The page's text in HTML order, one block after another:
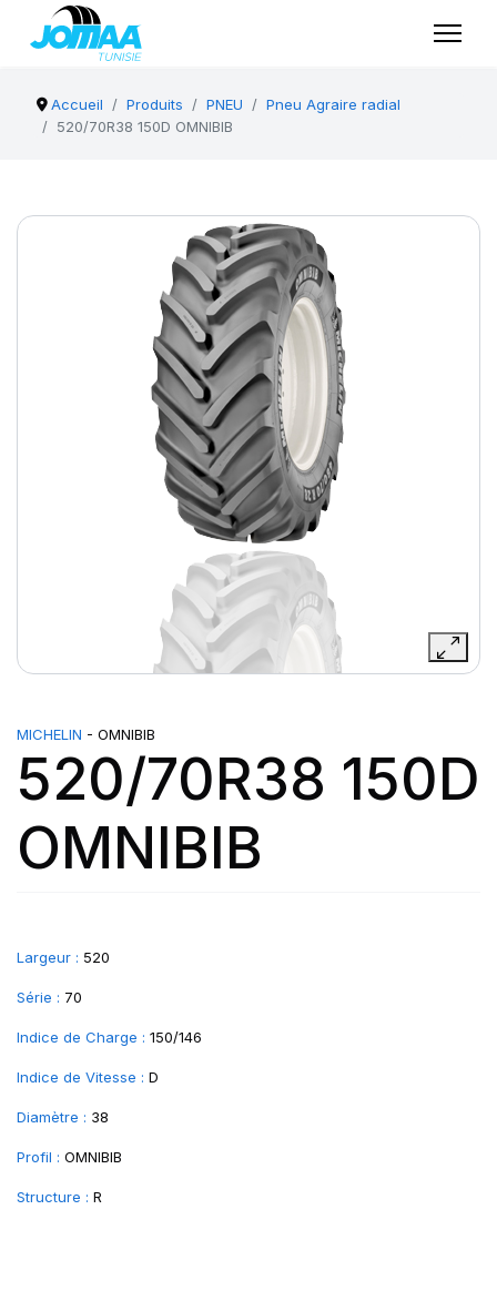
Accueil Produits PNEU
Pneu Agraire radial
520/70R38 150D OMNIBIB
MICHELIN - OMNIBIB
520/70R38 150D
OMNIBIB
Largeur : 520
Série : 70
Indice de Charge : 150/146
Indice de Vitesse : D
Diamètre : 38
Profil : OMNIBIB
Structure : R